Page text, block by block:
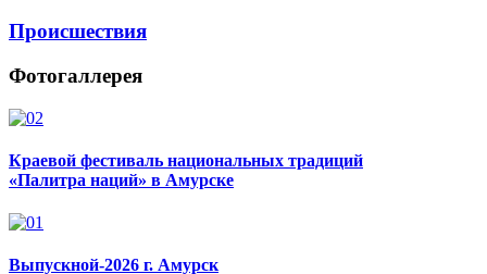
Происшествия
Фотогаллерея
Краевой фестиваль национальных традиций
«Палитра наций» в Амурске
Выпускной-2026 г. Амурск